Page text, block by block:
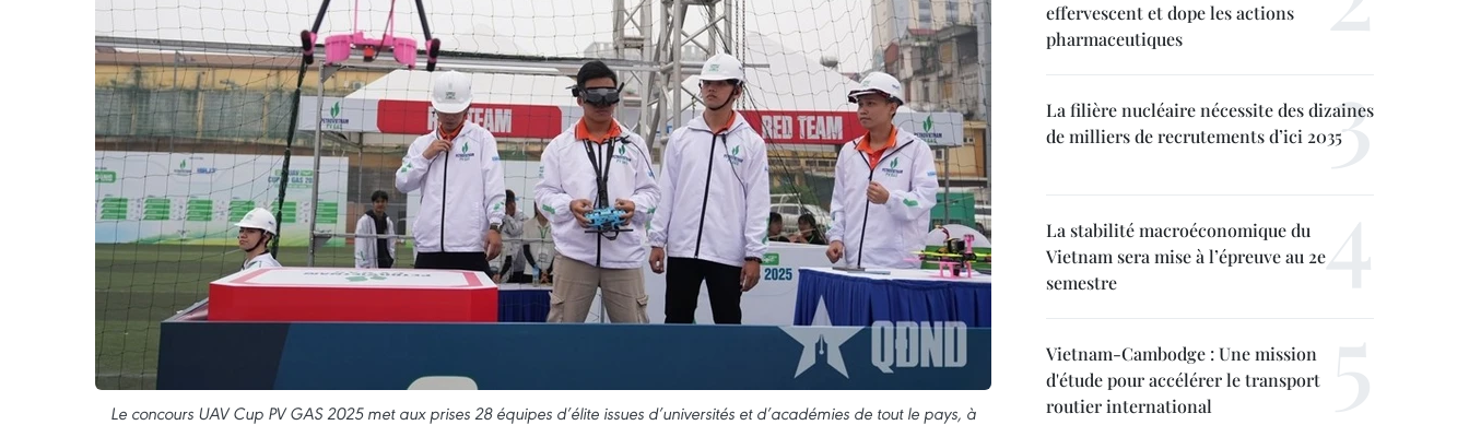
Le concours UAV Cup PV GAS 2025 met aux prises 28 équipes d’élite issues d’universités et d’académies de tout le pays, à
effervescent et dope les actions
pharmaceutiques
La filière nucléaire nécessite des dizaines
de milliers de recrutements d’ici 2035
La stabilité macroéconomique du
Vietnam sera mise à l’épreuve au 2e
semestre
Vietnam-Cambodge : Une mission
d'étude pour accélérer le transport
routier international